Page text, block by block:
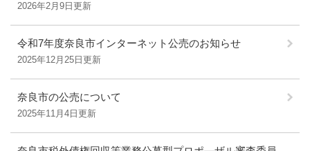
2026年2月9日更新
令和7年度奈良市インターネット公売のお知らせ
2025年12月25日更新
奈良市の公売について
2025年11月4日更新